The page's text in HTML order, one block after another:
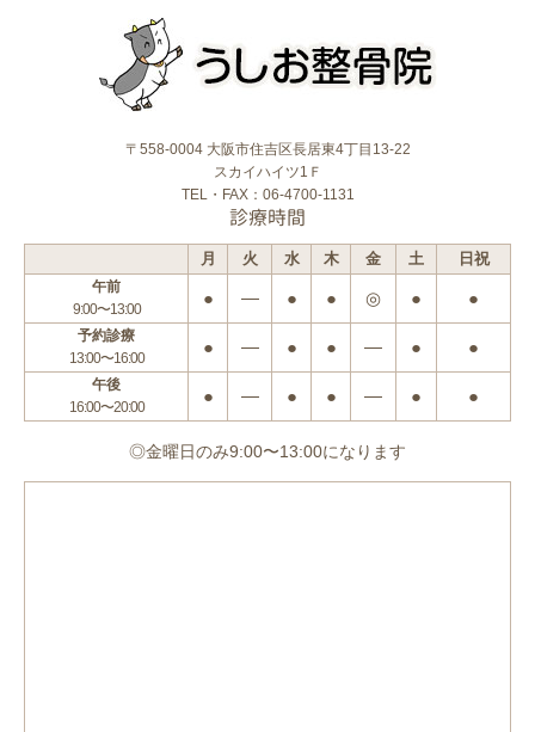
〒558-0004 大阪市住吉区長居東4丁目13-22
スカイハイツ1Ｆ
TEL・FAX：06-4700-1131
診療時間
月 火 水 木 金 土 日祝
午前
9:00〜13:00
● ― ● ● ◎ ● ●
予約診療
13:00〜16:00
● ― ● ● ― ● ●
午後
16:00〜20:00
● ― ● ● ― ● ●
◎金曜日のみ9:00〜13:00になります